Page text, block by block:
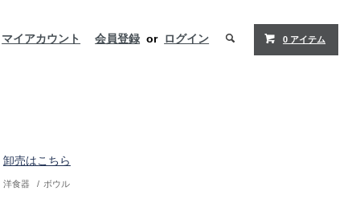
マイアカウント 会員登録 or ログイン 0 アイテム
卸売はこちら
洋食器 / ボウル